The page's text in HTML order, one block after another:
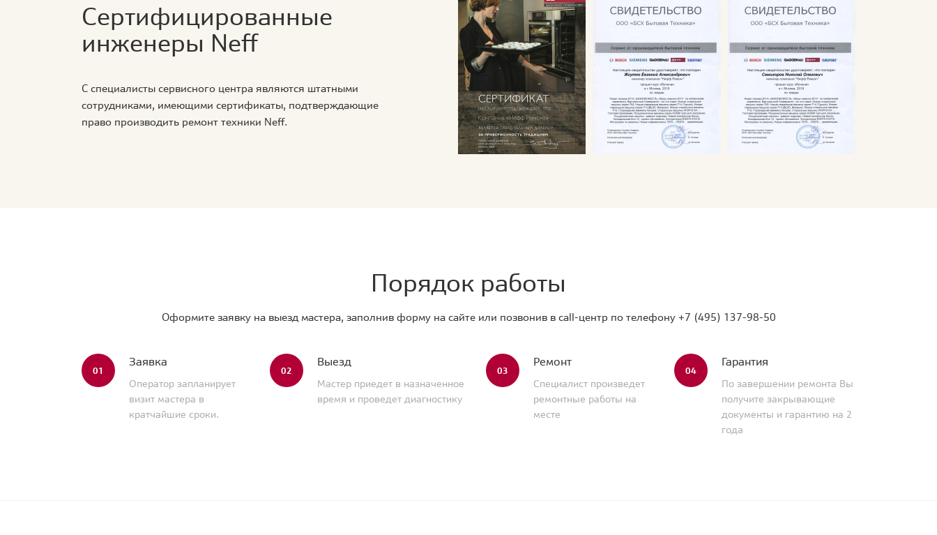
Сертифицированные
инженеры Neff
С специалисты сервисного центра являются штатными
сотрудниками, имеющими сертификаты, подтверждающие
право производить ремонт техники Neff.
Порядок работы
Оформите заявку на выезд мастера, заполнив форму на сайте или позвонив в call-центр по телефону +7 (495) 137-98-50
01
Заявка
Оператор запланирует
визит мастера в
кратчайшие сроки.
02
Выезд
Мастер приедет в назначенное
время и проведет диагностику
03
Ремонт
Специалист произведет
ремонтные работы на
месте
04
Гарантия
По завершении ремонта Вы
получите закрывающие
документы и гарантию на 2
года